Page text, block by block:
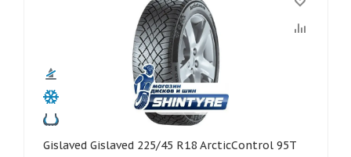
Gislaved Gislaved 225/45 R18 ArcticControl 95T